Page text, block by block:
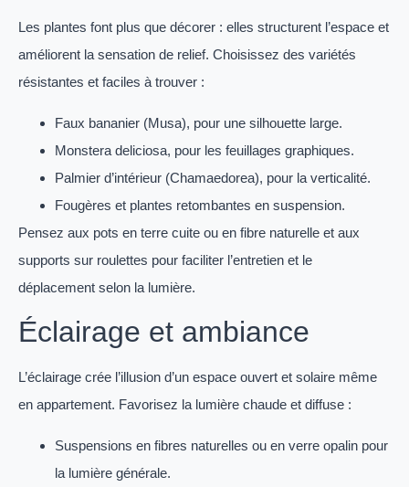
Les plantes font plus que décorer : elles structurent l’espace et
améliorent la sensation de relief. Choisissez des variétés
résistantes et faciles à trouver :
Faux bananier (Musa), pour une silhouette large.
Monstera deliciosa, pour les feuillages graphiques.
Palmier d’intérieur (Chamaedorea), pour la verticalité.
Fougères et plantes retombantes en suspension.
Pensez aux pots en terre cuite ou en fibre naturelle et aux
supports sur roulettes pour faciliter l’entretien et le
déplacement selon la lumière.
Éclairage et ambiance
L’éclairage crée l’illusion d’un espace ouvert et solaire même
en appartement. Favorisez la lumière chaude et diffuse :
Suspensions en fibres naturelles ou en verre opalin pour
la lumière générale.